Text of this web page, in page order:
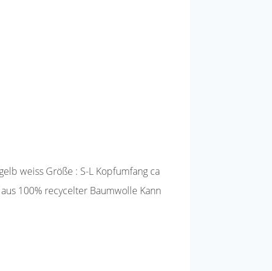
weiss Größe : S-L Kopfumfang ca
100% recycelter Baumwolle Kann